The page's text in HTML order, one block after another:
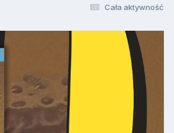
Cała aktywność